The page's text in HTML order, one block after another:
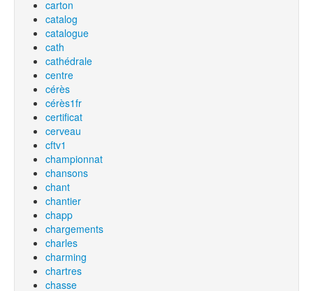
carton
catalog
catalogue
cath
cathédrale
centre
cérès
cérès1fr
certificat
cerveau
cftv1
championnat
chansons
chant
chantier
chapp
chargements
charles
charming
chartres
chasse